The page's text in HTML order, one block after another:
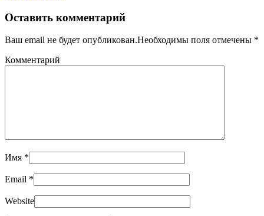
Оставить комментарий
Ваш email не будет опубликован.Необходимы поля отмечены *
Комментарий
Имя *
Email *
Website